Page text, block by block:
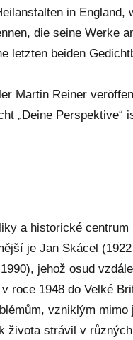
in
die seine Werke
letzten beiden
Martin Reiner
„Deine Perspektive“
a historické
je Jan Skácel
jehož osud
roce 1948 do Velké
vzniklým
života strávil v